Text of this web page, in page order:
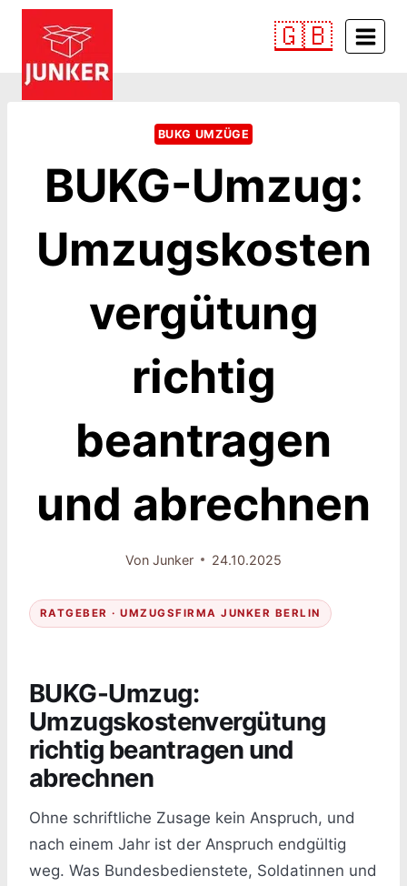
Zum
Inhalt
springen
🇬🇧
BUKG UMZÜGE
BUKG-Umzug:
Umzugskosten
vergütung
richtig
beantragen
und abrechnen
Von Junker 24.10.2025
RATGEBER · UMZUGSFIRMA JUNKER BERLIN
BUKG-Umzug:
Umzugskostenvergütung
richtig beantragen und
abrechnen
Ohne schriftliche Zusage kein Anspruch, und
nach einem Jahr ist der Anspruch endgültig
weg. Was Bundesbedienstete, Soldatinnen und